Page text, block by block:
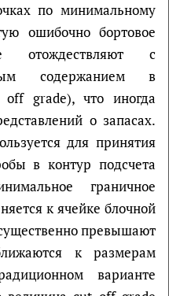
по минимальному
ошибочно бортовое
отождествляют с
содержанием в
grade), что иногда
о запасах.
для принятия
в контур подсчета
граничное
к ячейке блочной
превышают
к размерам
варианте